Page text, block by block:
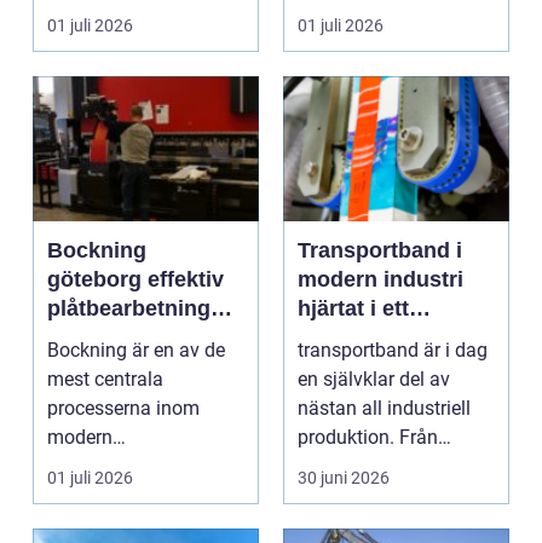
och ordna fika.
Företa...
01 juli 2026
en ny. Företag, bosta...
01 juli 2026
Bockning
göteborg effektiv
plåtbearbetning
med precision
Bockning är en av de
mest centrala
processerna inom
modern
plåtbearbetning. I en
industriregion som ...
01 juli 2026
Transportband i
modern industri
hjärtat i ett
effektivt flöde
transportband är i dag
en självklar del av
nästan all industriell
produktion. Från
stenbrott och åte...
30 juni 2026